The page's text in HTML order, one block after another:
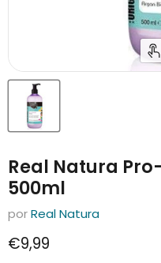
Real Natura
500ml
porReal Natura
Precio actual
€9,99